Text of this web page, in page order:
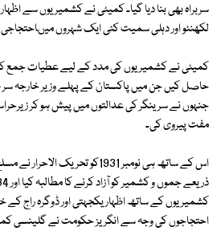
سربراہ بھی بنا دیا گیا۔ کمیٹی نے کشمیریوں سے اظہار
لکھنئو اور دہلی سمیت کئی ایک شہروں
کمیٹی نے کشمیریوں کی مدد کے لیے عطیات جمع
حاصل کیں جن میں پاکستان کے پہلے وزیر خارجہ سر
جنہوں نے سرینگر کی عدالتوں میں پیش ہو کر
مفت پیروی کی۔
اس کے ساتھ ہی نومبر 1931کو تحریک
کشمیریوں کے ساتھ اظہار یکجہتی اور ڈوگرہ راج